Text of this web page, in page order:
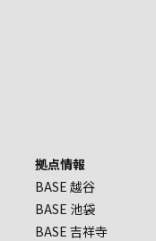
拠点情報
BASE 越谷
BASE 池袋
BASE 吉祥寺